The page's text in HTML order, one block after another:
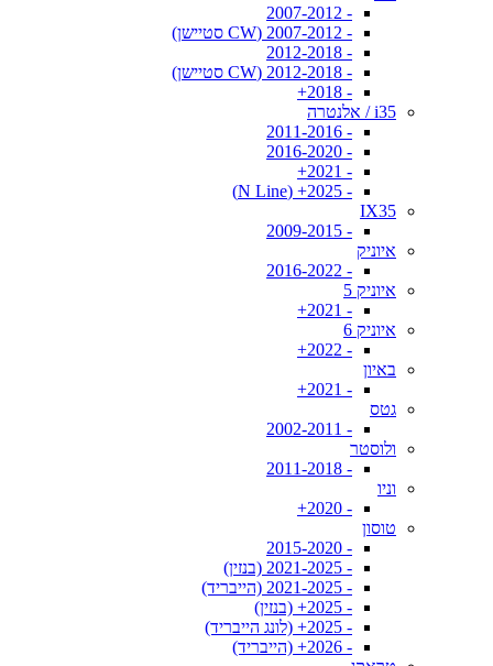
- 2007-2012
- 2007-2012 (CW סטיישן)
- 2012-2018
- 2012-2018 (CW סטיישן)
- 2018+
i35 / אלנטרה
- 2011-2016
- 2016-2020
- 2021+
- 2025+ (N Line)
IX35
- 2009-2015
איוניק
- 2016-2022
איוניק 5
- 2021+
איוניק 6
- 2022+
באיון
- 2021+
גטס
- 2002-2011
ולוסטר
- 2011-2018
וניו
- 2020+
טוסון
- 2015-2020
- 2021-2025 (בנזין)
- 2021-2025 (הייבריד)
- 2025+ (בנזין)
- 2025+ (לונג הייבריד)
- 2026+ (הייבריד)